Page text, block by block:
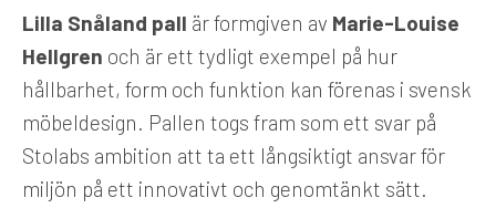
Lilla Snåland pall är formgiven av Marie-Louise
Hellgren och är ett tydligt exempel på hur
hållbarhet, form och funktion kan förenas i svensk
möbeldesign. Pallen togs fram som ett svar på
Stolabs ambition att ta ett långsiktigt ansvar för
miljön på ett innovativt och genomtänkt sätt.